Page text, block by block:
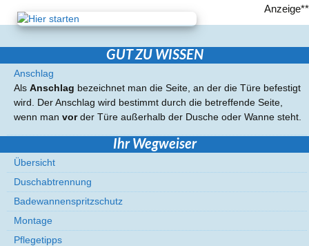
Anzeige**
GUT ZU WISSEN
Anschlag
Als Anschlag bezeichnet man die Seite, an der die Türe befestigt
wird. Der Anschlag wird bestimmt durch die betreffende Seite,
wenn man vorder Türe außerhalb der Dusche oder Wanne steht.
Ihr Wegweiser
Übersicht
Duschabtrennung
Badewannenspritzschutz
Montage
Pflegetipps